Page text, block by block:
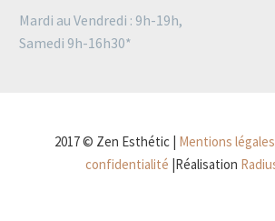
Mardi au Vendredi : 9h-19h,
Samedi 9h-16h30*
2017 © Zen Esthétic | Mentions légales
confidentialité |Réalisation